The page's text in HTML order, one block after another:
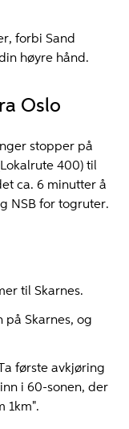
forbi Sand
høyre hånd.
Oslo
stopper på
400) til
ca. 6 minutter å
NSB for togruter.
til Skarnes.
på Skarnes, og
første avkjøring
i 60-sonen, der
1km".